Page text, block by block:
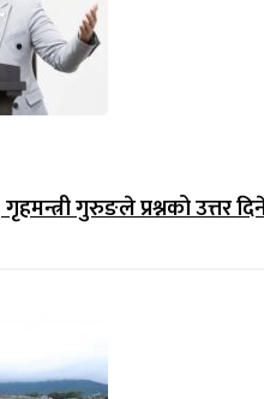
गुरुङले प्रश्नको उत्तर